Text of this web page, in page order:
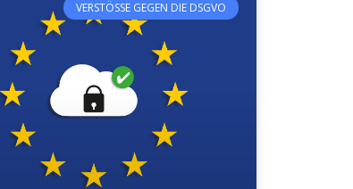
VERSTÖSSE GEGEN DIE DSGVO